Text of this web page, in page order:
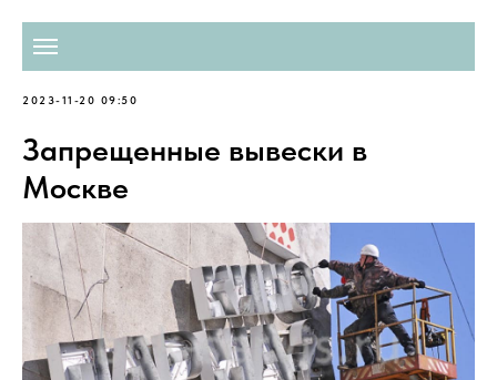
2023-11-20 09:50
Запрещенные вывески в
Москве